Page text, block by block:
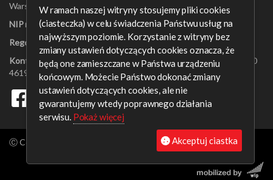
Warszawa 00-024
NIP nr:
526-16-67-131
Regon nr:001408329
Konto bankowe:PEKAO SA o/Warszawa 09 1240 6218 1111 0000
4619 0314
Ⓒ Copyright aleksanderb 2026. All rights reserved.
W ramach naszej witryny stosujemy pliki cookies
(ciasteczka) w celu świadczenia Państwu usług na
najwyższym poziomie. Korzystanie z witryny bez
zmiany ustawień dotyczących cookies oznacza, że
będą one zamieszczane w Państwa urządzeniu
końcowym. Możecie Państwo dokonać zmiany
ustawień dotyczących cookies, ale nie
gwarantujemy wtedy poprawnego działania
serwisu. Pokaż więcej
Akceptuj ciastka